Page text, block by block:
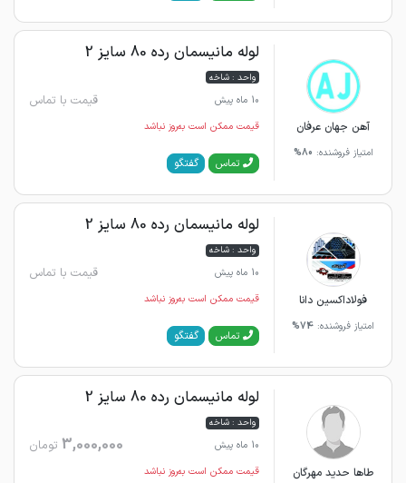
آهن جهان عرفان
امتیاز فروشنده: 80%
لوله مانیسمان رده 80 سایز 2
واحد : شاخه
10 ماه پیش
قیمت با تماس
قیمت ممکن است به‌روز نباشد
تماس گفتگو
فولاداکسین دانا
امتیاز فروشنده: 74%
لوله مانیسمان رده 80 سایز 2
واحد : شاخه
10 ماه پیش
قیمت با تماس
قیمت ممکن است به‌روز نباشد
تماس گفتگو
طاها حدید مهرگان
لوله مانیسمان رده 80 سایز 2
واحد : شاخه
10 ماه پیش
3,000,000 تومان
قیمت ممکن است به‌روز نباشد